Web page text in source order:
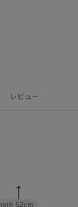
レビュー
52cm